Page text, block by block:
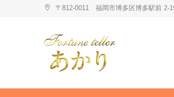
〒812-0011 福岡市博多区博多駅前 2-